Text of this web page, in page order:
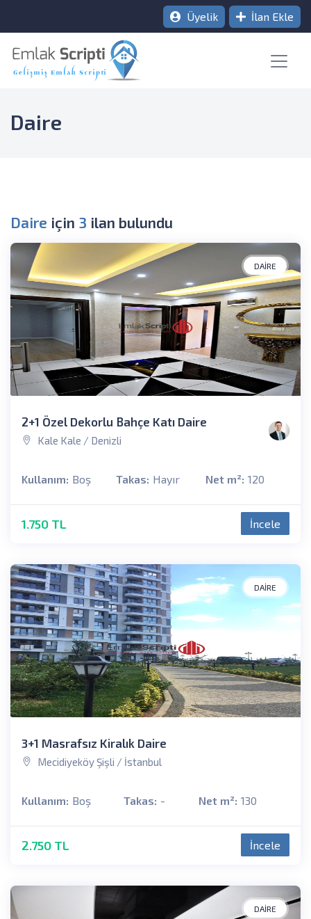
Üyelik İlan Ekle
Daire
Daire için 3 ilan bulundu
DAIRE
2+1 Özel Dekorlu Bahçe Katı Daire
Kale Kale / Denizli
Kullanım: Boş Takas: Hayır Net m²: 120
1.750 TL İncele
DAIRE
3+1 Masrafsız Kiralık Daire
Mecidiyeköy Şişli / İstanbul
Kullanım: Boş Takas: - Net m²: 130
2.750 TL İncele
DAIRE